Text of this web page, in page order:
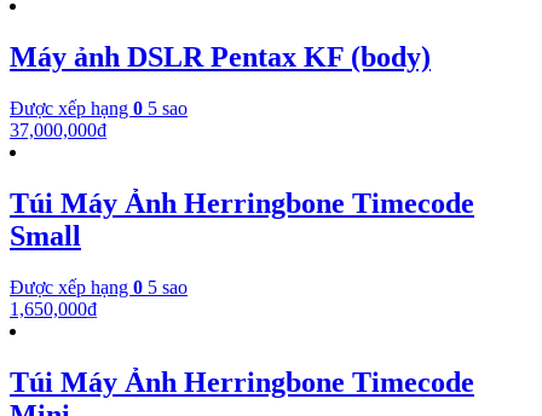
Máy ảnh DSLR Pentax KF (body)
Được xếp hạng 0 5 sao
37,000,000₫
Túi Máy Ảnh Herringbone Timecode
Small
Được xếp hạng 0 5 sao
1,650,000₫
Túi Máy Ảnh Herringbone Timecode